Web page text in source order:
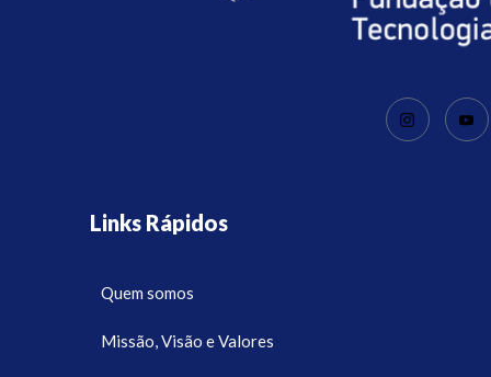
Links Rápidos
Quem somos
Missão, Visão e Valores